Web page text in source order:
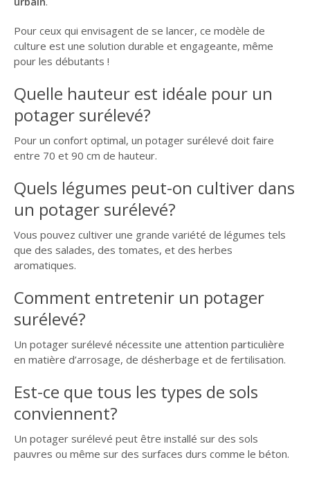
Pour ceux qui envisagent de se lancer, ce modèle de
culture est une solution durable et engageante, même
pour les débutants !
Quelle hauteur est idéale pour un
potager surélevé?
Pour un confort optimal, un potager surélevé doit faire
entre 70 et 90 cm de hauteur.
Quels légumes peut-on cultiver dans
un potager surélevé?
Vous pouvez cultiver une grande variété de légumes tels
que des salades, des tomates, et des herbes
aromatiques.
Comment entretenir un potager
surélevé?
Un potager surélevé nécessite une attention particulière
en matière d’arrosage, de désherbage et de fertilisation.
Est-ce que tous les types de sols
conviennent?
Un potager surélevé peut être installé sur des sols
pauvres ou même sur des surfaces durs comme le béton.